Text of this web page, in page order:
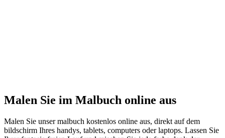
Malen Sie im Malbuch online aus
Malen Sie unser malbuch kostenlos online aus, direkt auf dem
bildschirm Ihres handys, tablets, computers oder laptops. Lassen Sie